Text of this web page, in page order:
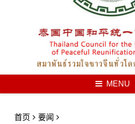
MENU
首页
要闻